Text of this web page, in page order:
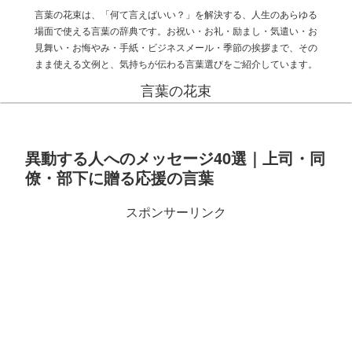
言葉の花束は、「何て言えばいい？」を解決する、人生のあらゆる
場面で使える言葉の辞典です。お祝い・お礼・励まし・気遣い・お
見舞い・お悔やみ・手紙・ビジネスメール・季節の挨拶まで、その
まま使える文例と、気持ちが伝わる言葉選びをご紹介しています。
言葉の花束
異動する人へのメッセージ40選｜上司・同
僚・部下に贈る応援の言葉
スポンサーリンク